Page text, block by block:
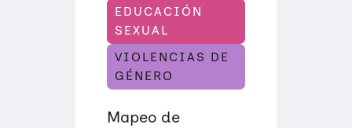
EDUCACIÓN
SEXUAL
VIOLENCIAS DE
GÉNERO
Mapeo de